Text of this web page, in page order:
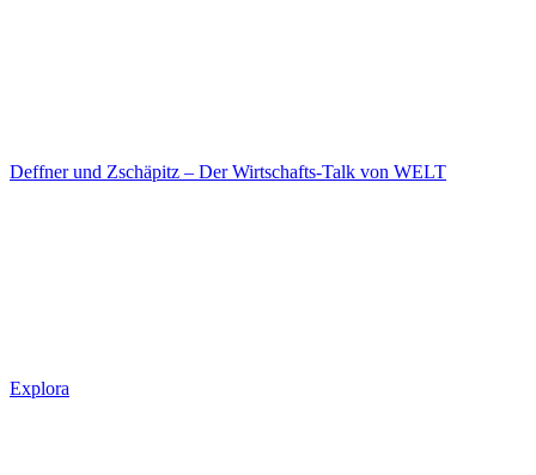
Deffner und Zschäpitz – Der Wirtschafts-Talk von WELT
Explora